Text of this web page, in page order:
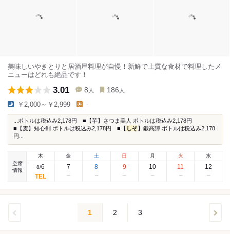
美味しいやきとりと居酒屋料理が自慢！新鮮で上質な食材で料理したメ
ニューはどれも絶品です！
3.01 8 人 186 人
￥2,000～￥2,999 -
...ボトルは税込み2,178円 ■【芋】さつま美人 ボトルは税込み2,178円
■【麦】知心剣 ボトルは税込み2,178円 ■【 しそ】鍛高譚 ボトルは税込み2,178
円...
空席
情報
木
8/6
金
7
土
8
日
9
月
10
火
11
水
12
1 2 3